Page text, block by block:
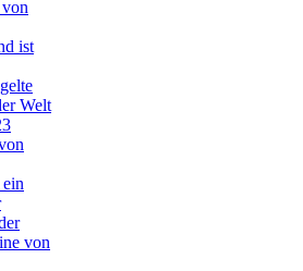
ist
Welt
von